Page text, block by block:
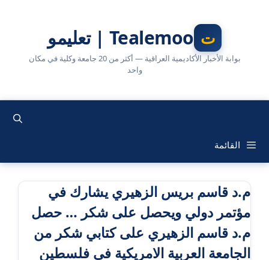
Tealemoo | تعليمو
بوابة الأخبار الأكاديمية العراقية — أكثر من 20 جامعة وكلية في مكان
واحد
القائمة
م.د قاسم بريس الزهيري يشارك في
مؤتمر دولي ويحصل على شكر … حصل
م.د قاسم الزهيري على كتابي شكر من
الجامعة العربية الامريكية في فلسطين